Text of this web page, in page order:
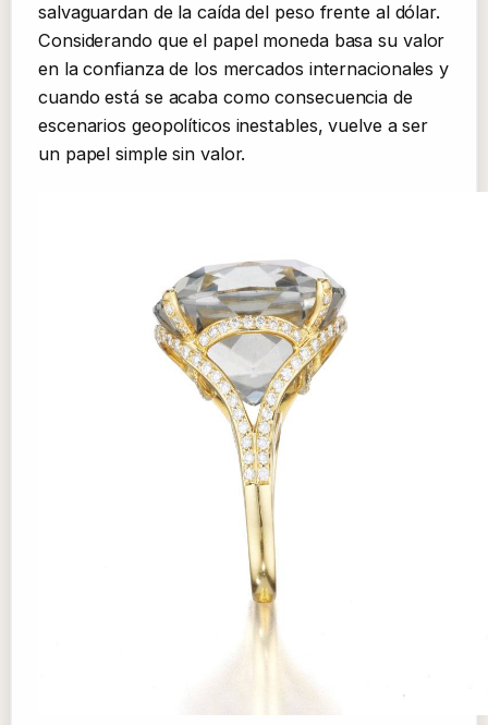
salvaguardan de la caída del peso frente al dólar.
Considerando que el papel moneda basa su valor
en la confianza de los mercados internacionales y
cuando está se acaba como consecuencia de
escenarios geopolíticos inestables, vuelve a ser
un papel simple sin valor.